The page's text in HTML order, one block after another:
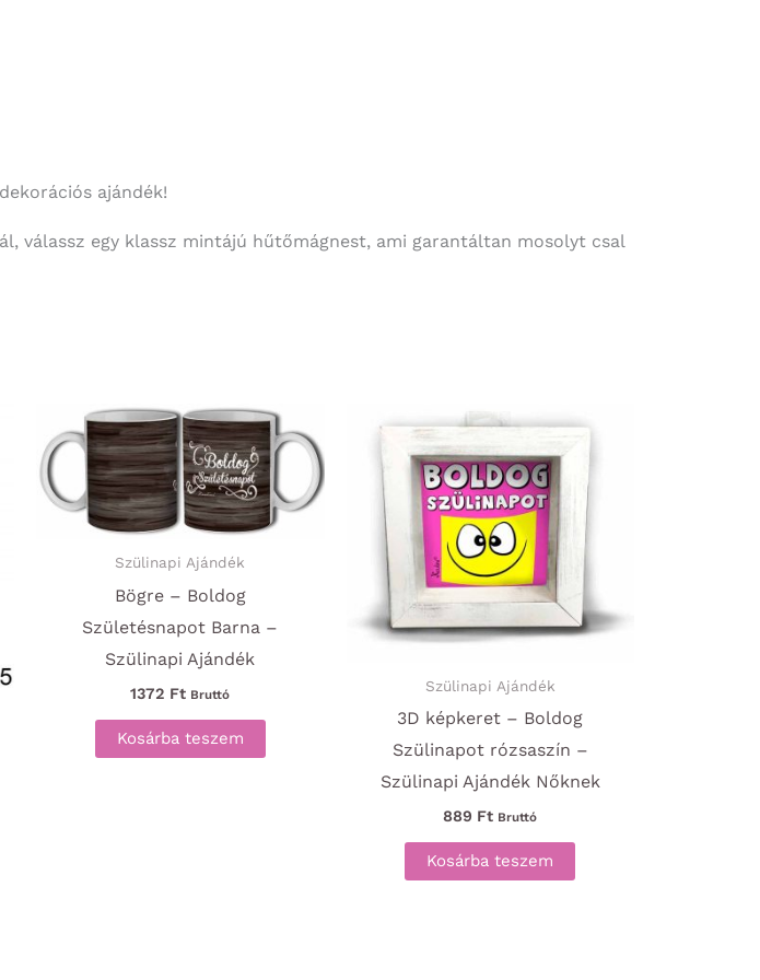
ajándék!
válassz egy klassz mintájú hűtőmágnest, ami garantáltan mosolyt csal
Szülinapi Ajándék
Bögre – Boldog
Születésnapot Barna –
Szülinapi Ajándék
1372 Ft Bruttó
Kosárba teszem
Szülinapi Ajándék
3D képkeret – Boldog
Szülinapot rózsaszín –
Szülinapi Ajándék Nőknek
889 Ft Bruttó
Kosárba teszem